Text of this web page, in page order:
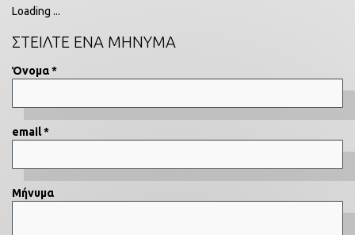
Loading ...
ΣΤΕΙΛΤΕ ΕΝΑ ΜΗΝΥΜΑ
Όνομα *
email *
Μήνυμα